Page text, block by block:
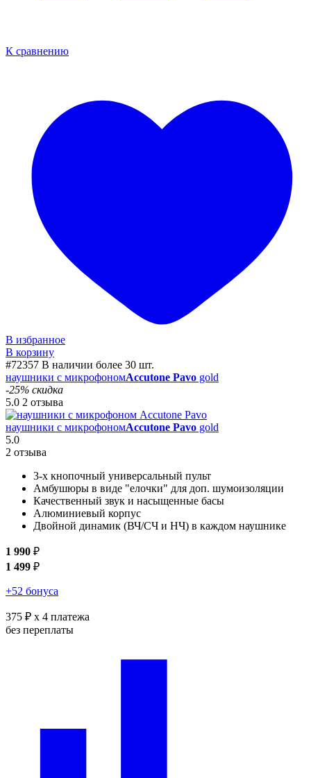
К сравнению
В избранное
В корзину
#72357 В наличии более 30 шт.
наушники с микрофономAccutone Pavo gold
-25% скидка
5.0 2 отзыва
наушники с микрофономAccutone Pavo gold
5.0
2 отзыва
3-х кнопочный универсальный пульт
Амбушюры в виде "елочки" для доп. шумоизоляции
Качественный звук и насыщенные басы
Алюминиевый корпус
Двойной динамик (ВЧ/СЧ и НЧ) в каждом наушнике
1 990 ₽
1 499 ₽
+52 бонуса
375 ₽ x 4 платежа
без переплаты